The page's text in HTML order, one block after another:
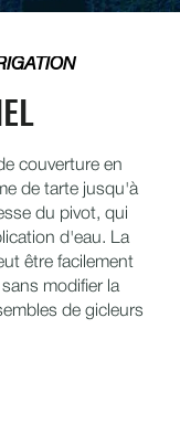
couverture en
de tarte jusqu'à
du pivot, qui
d'eau. La
être facilement
modifier la
de gicleurs